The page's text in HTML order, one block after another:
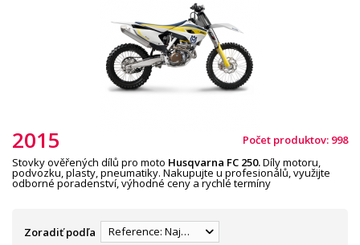
2015
Počet produktov: 998
Stovky ověřených dílů pro moto Husqvarna FC 250.Díly motoru,
podvozku, plasty, pneumatiky. Nakupujte u profesionálů, využijte
odborné poradenství, výhodné ceny a rychlé termíny
Zoradiť podľa Reference: Najnižšia